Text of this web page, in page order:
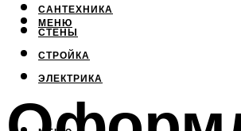
САНТЕХНИКА
СТЕНЫ
СТРОЙКА
ЭЛЕКТРИКА
МЕНЮ